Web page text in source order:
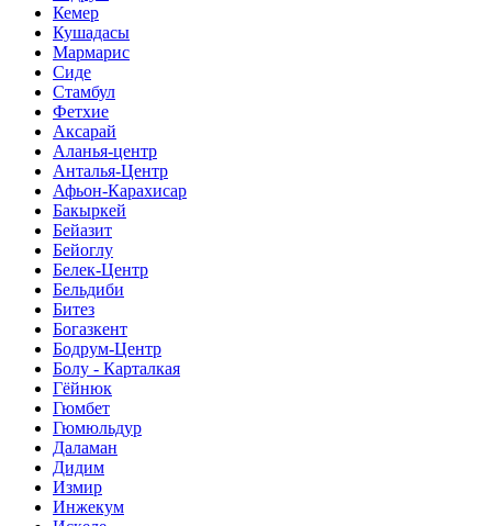
Кемер
Кушадасы
Мармарис
Сиде
Стамбул
Фетхие
Аксарай
Аланья-центр
Анталья-Центр
Афьон-Карахисар
Бакыркей
Бейазит
Бейоглу
Белек-Центр
Бельдиби
Битез
Богазкент
Бодрум-Центр
Болу - Карталкая
Гёйнюк
Гюмбет
Гюмюльдур
Даламан
Дидим
Измир
Инжекум